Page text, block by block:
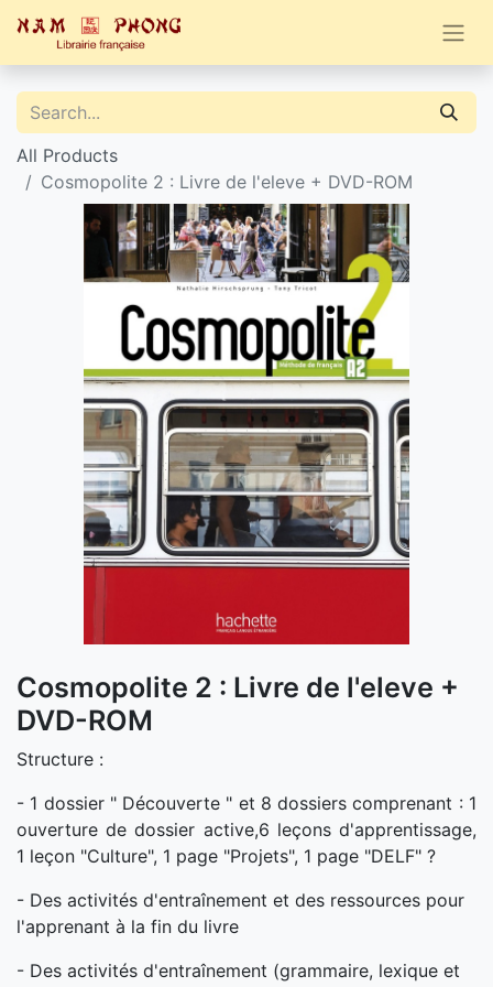
All Products
Cosmopolite 2 : Livre de l'eleve + DVD-ROM
Cosmopolite 2 : Livre de l'eleve +
DVD-ROM
Structure :
- 1 dossier " Découverte " et 8 dossiers comprenant : 1
ouverture de dossier active,6 leçons d'apprentissage,
1 leçon "Culture", 1 page "Projets", 1 page "DELF" ?
- Des activités d'entraînement et des ressources pour
l'apprenant à la fin du livre
- Des activités d'entraînement (grammaire, lexique et